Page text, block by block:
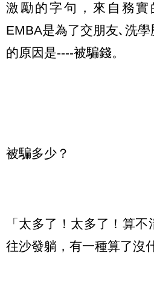
激勵的字句，來自務
EMBA是為了交朋友､洗
的原因是----被騙錢。
被騙多少？
「太多了！太多了！算
往沙發躺，有一種算了沒